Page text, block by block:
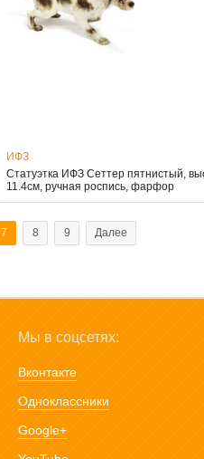
ИФЗ
Статуэтка ИФЗ Сеттер пятнистый,
11.4см, ручная роспись, фарфор
7 8 9 Далее
Мы в соцсетях:
Вконтакте
Одноклассники
Google+